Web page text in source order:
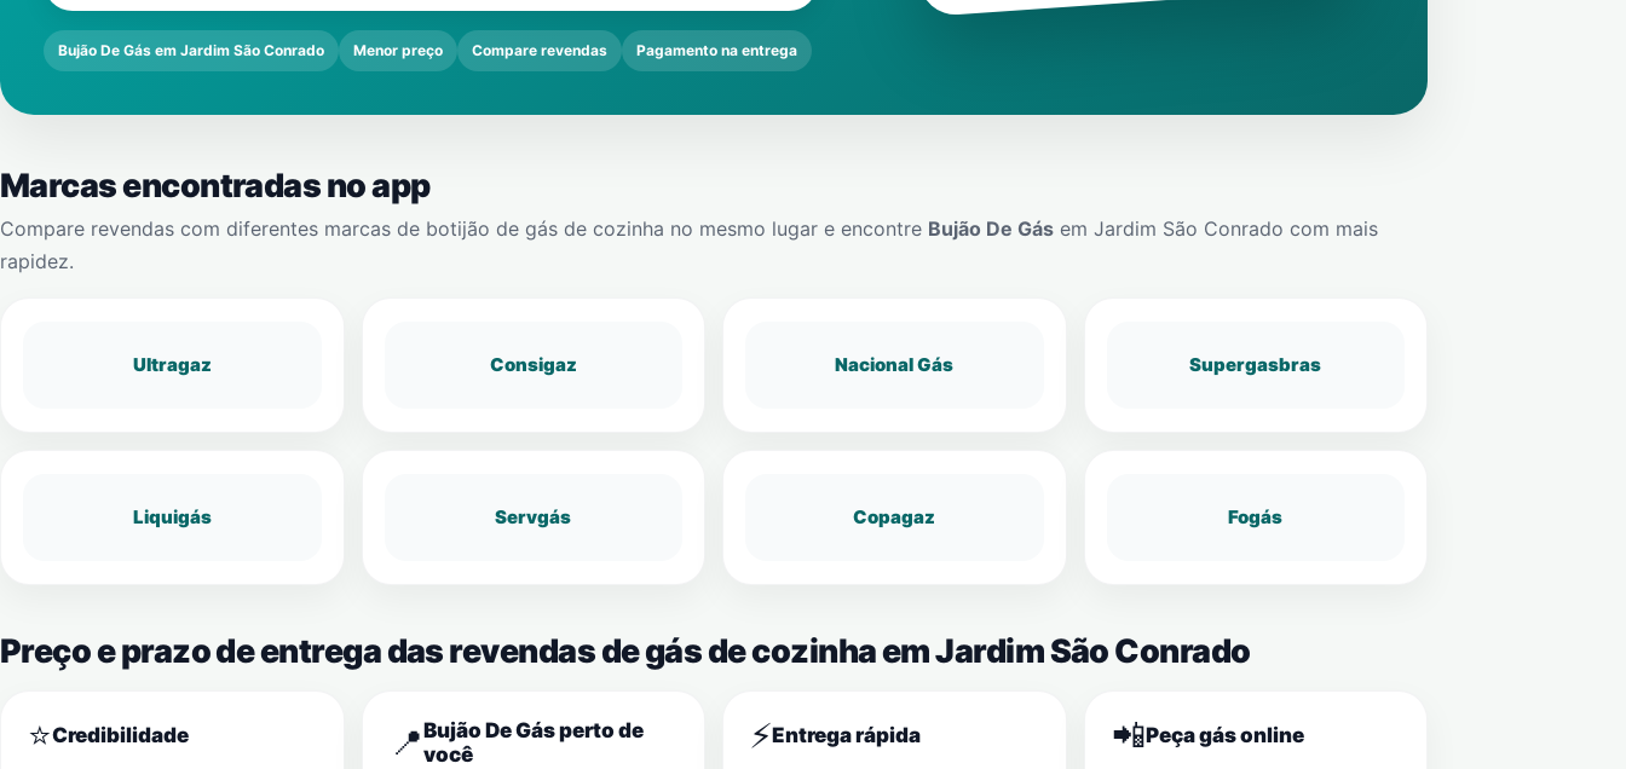
Bujão De Gás em Jardim São Conrado Menor preço Compare revendas Pagamento na entrega
Marcas encontradas no app
Compare revendas com diferentes marcas de botijão de gás de cozinha no mesmo lugar e encontre Bujão De Gás em Jardim São Conrado com mais
rapidez.
Ultragaz Consigaz Nacional Gás Supergasbras
Liquigás Servgás Copagaz Fogás
Preço e prazo de entrega das revendas de gás de cozinha em Jardim São Conrado
⭐Credibilidade 📍Bujão De Gás perto de
você
⚡Entrega rápida 📲Peça gás online